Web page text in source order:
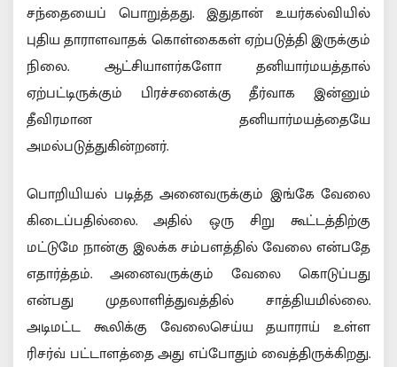
சந்தையைப் பொறுத்தது. இதுதான் உயர்கல்வியில்
புதிய தாராளவாதக் கொள்கைகள் ஏற்படுத்தி இருக்கும்
நிலை. ஆட்சியாளர்களோ தனியார்மயத்தால்
ஏற்பட்டிருக்கும் பிரச்சனைக்கு தீர்வாக இன்னும்
தீவிரமான தனியார்மயத்தையே
அமல்படுத்துகின்றனர்.
பொறியியல் படித்த அனைவருக்கும் இங்கே வேலை
கிடைப்பதில்லை. அதில் ஒரு சிறு கூட்டத்திற்கு
மட்டுமே நான்கு இலக்க சம்பளத்தில் வேலை என்பதே
எதார்த்தம். அனைவருக்கும் வேலை கொடுப்பது
என்பது முதலாளித்துவத்தில் சாத்தியமில்லை.
அடிமட்ட கூலிக்கு வேலைசெய்ய தயாராய் உள்ள
ரிசர்வ் பட்டாளத்தை அது எப்போதும் வைத்திருக்கிறது.